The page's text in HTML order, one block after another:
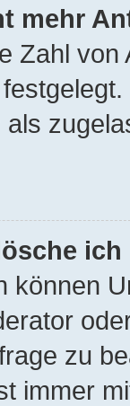
mehr
Zahl
können
zu
immer